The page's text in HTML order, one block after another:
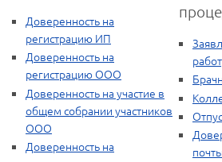
Доверенность на
регистрацию ИП
Доверенность на
регистрацию ООО
Доверенность на участие в
общем собрании участников
ООО
Доверенность на
почты